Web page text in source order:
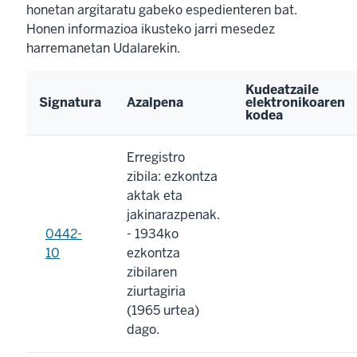
honetan argitaratu gabeko espedienteren bat.
Honen informazioa ikusteko jarri mesedez
harremanetan Udalarekin.
Signatura Azalpena
Kudeatzaile
elektronikoaren
kodea
0442-
10
Erregistro
zibila: ezkontza
aktak eta
jakinarazpenak.
- 1934ko
ezkontza
zibilaren
ziurtagiria
(1965 urtea)
dago.